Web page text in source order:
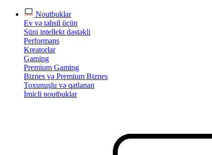
Noutbuklar
Ev və təhsil üçün
Süni intellekt dəstəkli
Performans
Kreatorlar
Gaming
Premium Gaming
Biznes və Premium Biznes
Toxunuşlu və qatlanan
İmicli noutbuklar